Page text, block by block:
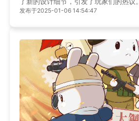
发布于2025-01-06 14:54:47